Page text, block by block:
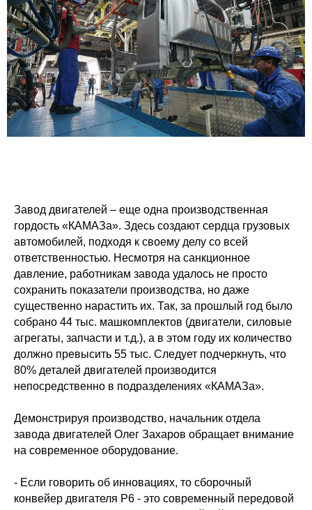
Завод двигателей – еще одна производственная
гордость «КАМАЗа». Здесь создают сердца грузовых
автомобилей, подходя к своему делу со всей
ответственностью. Несмотря на санкционное
давление, работникам завода удалось не просто
сохранить показатели производства, но даже
существенно нарастить их. Так, за прошлый год было
собрано 44 тыс. машкомплектов (двигатели, силовые
агрегаты, запчасти и т.д.), а в этом году их количество
должно превысить 55 тыс. Следует подчеркнуть, что
80% деталей двигателей производится
непосредственно в подразделениях «КАМАЗа».
Демонстрируя производство, начальник отдела
завода двигателей Олег Захаров обращает внимание
на современное оборудование.
- Если говорить об инновациях, то сборочный
конвейер двигателя Р6 - это современный передовой